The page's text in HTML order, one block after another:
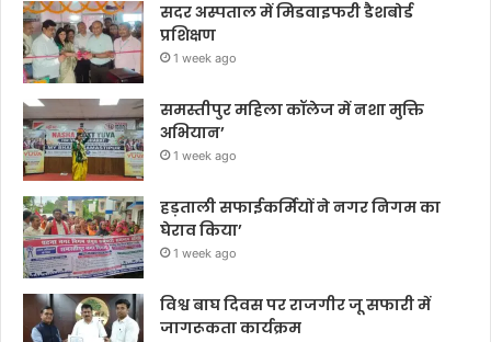
सदर अस्पताल में मिडवाइफरी डैशबोर्ड
प्रशिक्षण
1 week ago
समस्तीपुर महिला कॉलेज में नशा मुक्ति
अभियान’
1 week ago
हड़ताली सफाईकर्मियों ने नगर निगम का
घेराव किया’
1 week ago
विश्व बाघ दिवस पर राजगीर जू सफारी में
जागरूकता कार्यक्रम